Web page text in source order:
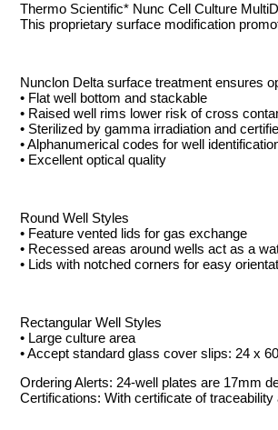
Thermo Scientific* Nunc Cell Culture
This proprietary surface modification
Nunclon Delta surface treatment ensures
• Flat well bottom and stackable
• Raised well rims lower risk of cross
• Sterilized by gamma irradiation and
• Alphanumerical codes for well
• Excellent optical quality
Round Well Styles
• Feature vented lids for gas exchange
• Recessed areas around wells act as a
• Lids with notched corners for easy
Rectangular Well Styles
• Large culture area
• Accept standard glass cover slips: 24 x
Ordering Alerts: 24-well plates are 17mm
Certifications: With certificate of